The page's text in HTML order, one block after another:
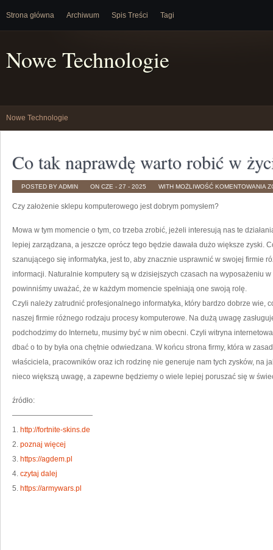
Strona główna Archiwum Spis Treści Tagi
Nowe Technologie
Nowe Technologie
Co tak naprawdę warto robić w
POSTED BY ADMIN ON CZE - 27 - 2025 WITH MOŻLIWOŚĆ KOMENTOWANIA
Czy założenie sklepu komputerowego jest dobrym pomysłem?
Mowa w tym momencie o tym, co trzeba zrobić, jeżeli interesują nas te
lepiej zarządzana, a jeszcze oprócz tego będzie dawała dużo większe zyski.
szanującego się informatyka, jest to, aby znacznie usprawnić w swojej firmie
informacji. Naturalnie komputery są w dzisiejszych czasach na wyposażeniu
powinniśmy uważać, że w każdym momencie spełniają one swoją rolę.
Czyli należy zatrudnić profesjonalnego informatyka, który bardzo dobrze wie,
naszej firmie różnego rodzaju procesy komputerowe. Na dużą uwagę
podchodzimy do Internetu, musimy być w nim obecni. Czyli witryna
dbać o to by była ona chętnie odwiedzana. W końcu strona firmy, która w
właściciela, pracowników oraz ich rodzinę nie generuje nam tych zysków, na
nieco większą uwagę, a zapewne będziemy o wiele lepiej poruszać się w
źródło:
———————————
1. http://fortnite-skins.de
2. poznaj więcej
3. https://agdem.pl
4. czytaj dalej
5. https://armywars.pl